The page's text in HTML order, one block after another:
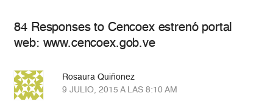
84 Responses to Cencoex estrenó portal
web: www.cencoex.gob.ve
Rosaura Quiñonez
9 JULIO, 2015 A LAS 8:10 AM